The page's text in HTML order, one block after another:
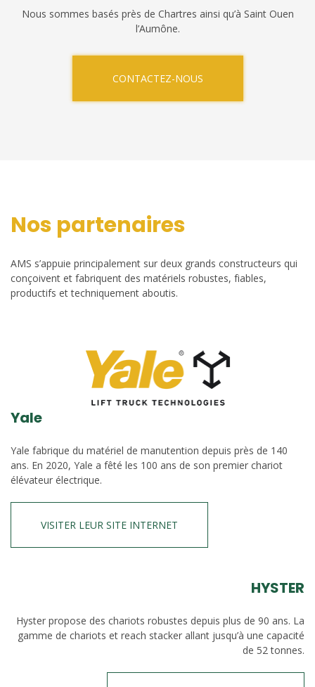
Nous sommes basés près de Chartres ainsi qu’à Saint Ouen
l’Aumône.
CONTACTEZ-NOUS
Nos partenaires
AMS s’appuie principalement sur deux grands constructeurs qui
conçoivent et fabriquent des matériels robustes, fiables,
productifs et techniquement aboutis.
Yale
Yale fabrique du matériel de manutention depuis près de 140
ans. En 2020, Yale a fêté les 100 ans de son premier chariot
élévateur électrique.
VISITER LEUR SITE INTERNET
HYSTER
Hyster propose des chariots robustes depuis plus de 90 ans. La
gamme de chariots et reach stacker allant jusqu’à une capacité
de 52 tonnes.